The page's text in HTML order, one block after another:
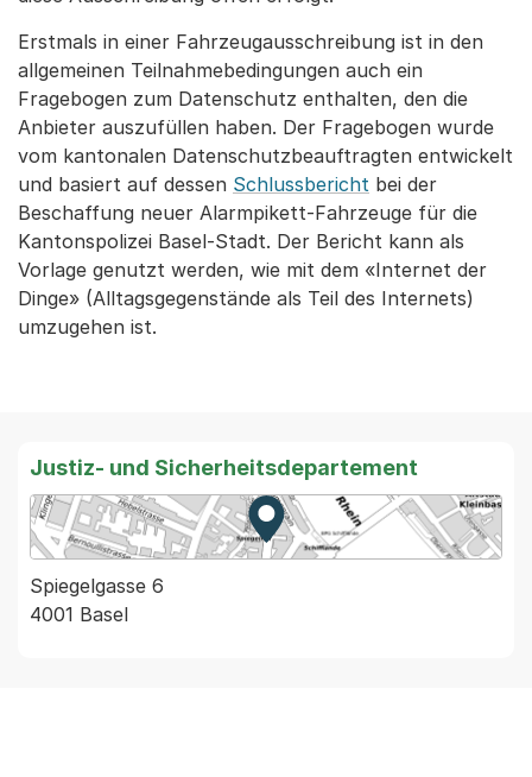
Erstmals in einer Fahrzeugausschreibung ist in den
allgemeinen Teilnahmebedingungen auch ein
Fragebogen zum Datenschutz enthalten, den die
Anbieter auszufüllen haben. Der Fragebogen wurde
vom kantonalen Datenschutzbeauftragten entwickelt
und basiert auf dessen Schlussbericht bei der
Beschaffung neuer Alarmpikett-Fahrzeuge für die
Kantonspolizei Basel-Stadt. Der Bericht kann als
Vorlage genutzt werden, wie mit dem «Internet der
Dinge» (Alltagsgegenstände als Teil des Internets)
umzugehen ist.
Justiz- und Sicherheitsdepartement
Zur Karte von MapBS.
Externer Link, wird in einem
Spiegelgasse 6
4001 Basel